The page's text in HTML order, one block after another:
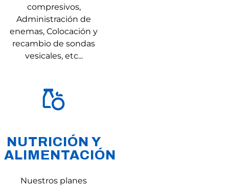
compresivos,
Administración de
enemas, Colocación y
recambio de sondas
vesicales, etc...
NUTRICIÓN Y
ALIMENTACIÓN
Nuestros planes